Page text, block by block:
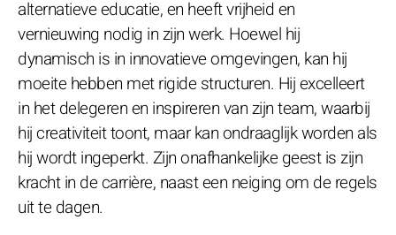
alternatieve educatie, en heeft vrijheid en
vernieuwing nodig in zijn werk. Hoewel hij
dynamisch is in innovatieve omgevingen, kan hij
moeite hebben met rigide structuren. Hij excelleert
in het delegeren en inspireren van zijn team, waarbij
hij creativiteit toont, maar kan ondraaglijk worden als
hij wordt ingeperkt. Zijn onafhankelijke geest is zijn
kracht in de carrière, naast een neiging om de regels
uit te dagen.